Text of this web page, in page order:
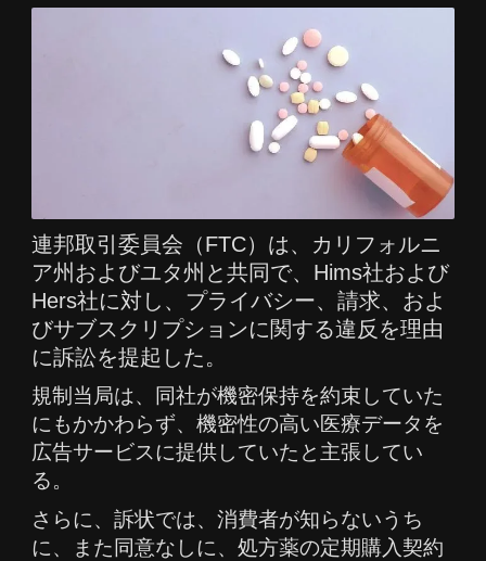
連邦取引委員会（FTC）は、カリフォルニ
ア州およびユタ州と共同で、Hims社および
Hers社に対し、プライバシー、請求、およ
びサブスクリプションに関する違反を理由
に訴訟を提起した。
規制当局は、同社が機密保持を約束していた
にもかかわらず、機密性の高い医療データを
広告サービスに提供していたと主張してい
る。
さらに、訴状では、消費者が知らないうち
に、また同意なしに、処方薬の定期購入契約